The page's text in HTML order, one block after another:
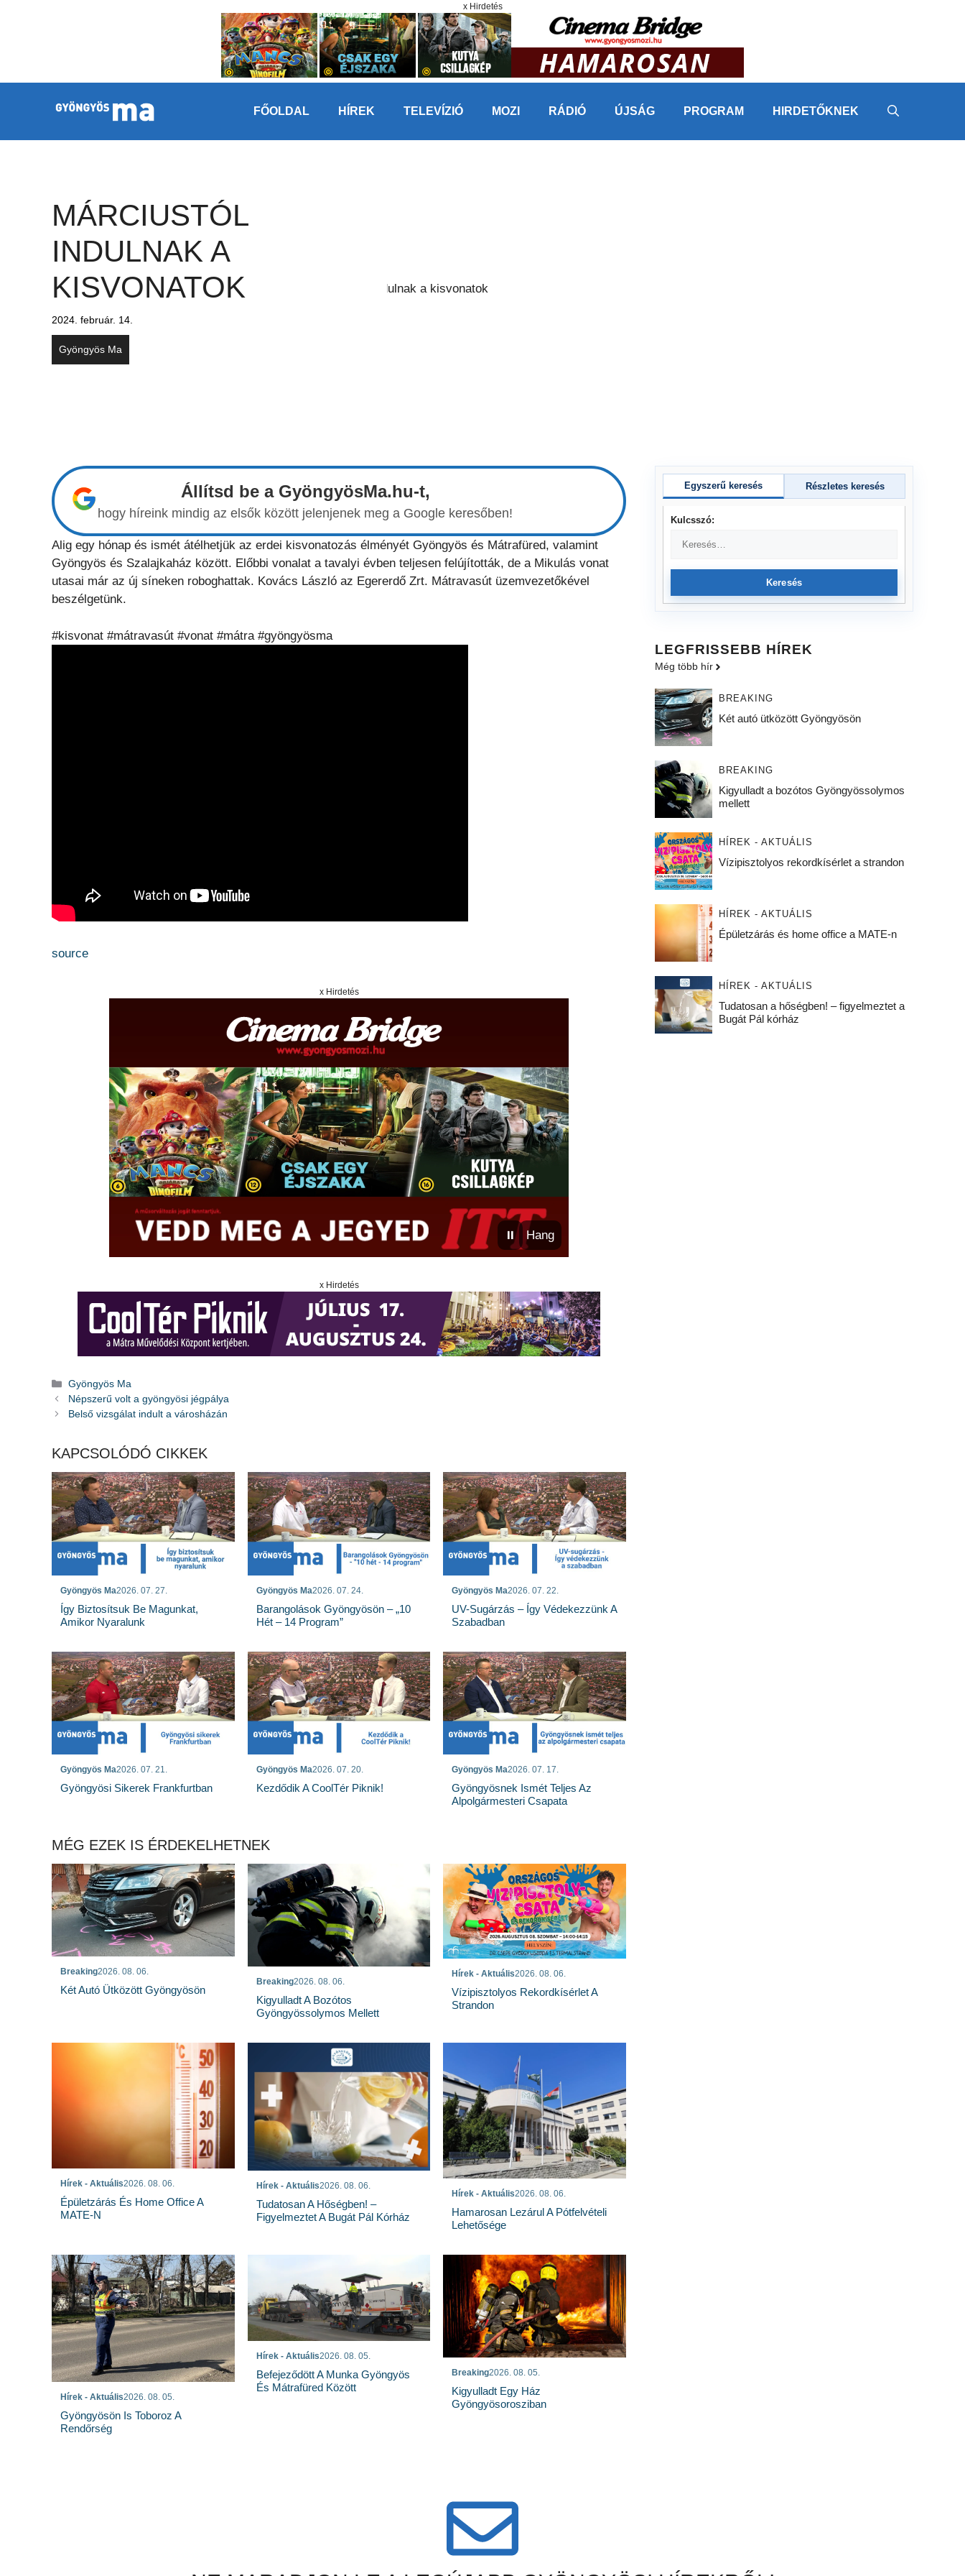
x Hirdetés
FŐOLDAL HÍREK TELEVÍZIÓ MOZI RÁDIÓ ÚJSÁG PROGRAM HIRDETŐKNEK
MÁRCIUSTÓL
INDULNAK A
KISVONATOK
2024. február. 14.
Gyöngyös Ma
Állítsd be a GyöngyösMa.hu-t,
hogy híreink mindig az elsők között jelenjenek meg a Google keresőben!
Alig egy hónap és ismét átélhetjük az erdei kisvonatozás élményét Gyöngyös és Mátrafüred, valamint
Gyöngyös és Szalajkaház között. Előbbi vonalat a tavalyi évben teljesen felújították, de a Mikulás vonat
utasai már az új síneken roboghattak. Kovács László az Egererdő Zrt. Mátravasút üzemvezetőkével
beszélgetünk.
#kisvonat #mátravasút #vonat #mátra #gyöngyösma
source
x Hirdetés
⏸ Hang
x Hirdetés
Kategória
Gyöngyös Ma
Népszerű volt a gyöngyösi jégpálya
Belső vizsgálat indult a városházán
KAPCSOLÓDÓ CIKKEK
Gyöngyös Ma2026. 07. 27.
Így Biztosítsuk Be Magunkat,
Amikor Nyaralunk
Gyöngyös Ma2026. 07. 24.
Barangolások Gyöngyösön – „10
Hét – 14 Program”
Gyöngyös Ma2026. 07. 22.
UV-Sugárzás – Így Védekezzünk A
Szabadban
Gyöngyös Ma2026. 07. 21.
Gyöngyösi Sikerek Frankfurtban
Gyöngyös Ma2026. 07. 20.
Kezdődik A CoolTér Piknik!
Gyöngyös Ma2026. 07. 17.
Gyöngyösnek Ismét Teljes Az
Alpolgármesteri Csapata
MÉG EZEK IS ÉRDEKELHETNEK
Breaking2026. 08. 06.
Két Autó Ütközött Gyöngyösön
Breaking2026. 08. 06.
Kigyulladt A Bozótos
Gyöngyössolymos Mellett
Hírek - Aktuális2026. 08. 06.
Vízipisztolyos Rekordkísérlet A
Strandon
Hírek - Aktuális2026. 08. 06.
Épületzárás És Home Office A
MATE-N
Hírek - Aktuális2026. 08. 06.
Tudatosan A Hőségben! –
Figyelmeztet A Bugát Pál Kórház
Hírek - Aktuális2026. 08. 06.
Hamarosan Lezárul A Pótfelvételi
Lehetősége
Hírek - Aktuális2026. 08. 05.
Gyöngyösön Is Toboroz A
Rendőrség
Hírek - Aktuális2026. 08. 05.
Befejeződött A Munka Gyöngyös
És Mátrafüred Között
Breaking2026. 08. 05.
Kigyulladt Egy Ház
Gyöngyösorosziban
Egyszerű keresés Részletes keresés
Kulcsszó:
Keresés
LEGFRISSEBB HÍREK
Még több hír
BREAKING
Két autó ütközött Gyöngyösön
BREAKING
Kigyulladt a bozótos Gyöngyössolymos
mellett
HÍREK - AKTUÁLIS
Vízipisztolyos rekordkísérlet a strandon
HÍREK - AKTUÁLIS
Épületzárás és home office a MATE-n
HÍREK - AKTUÁLIS
Tudatosan a hőségben! – figyelmeztet a
Bugát Pál kórház